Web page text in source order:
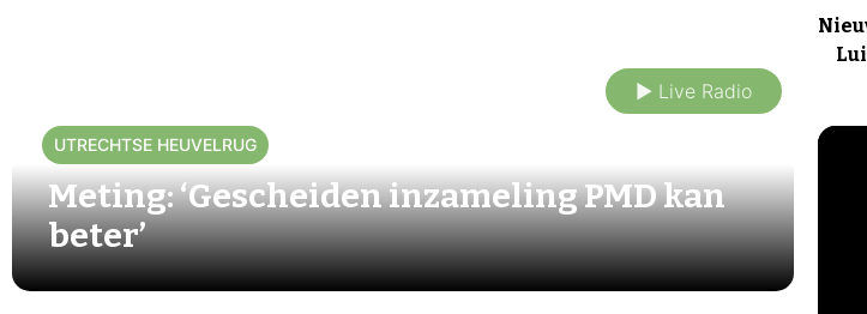
► Live Radio
UTRECHTSE HEUVELRUG
Meting: ‘Gescheiden inzameling PMD kan
beter’